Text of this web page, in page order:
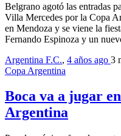
Belgrano agotó las entradas
Villa Mercedes por la Copa
en Mendoza y se viene la
Fernando Espinoza y un
Argentina F.C., 4 años ago 3
Copa Argentina
Boca va a jugar
Argentina